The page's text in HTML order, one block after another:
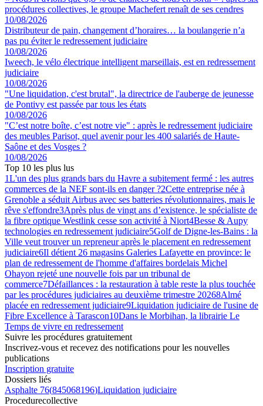
procédures collectives, le groupe Machefert renaît de ses cendres
10/08/2026
Distributeur de pain, changement d’horaires… la boulangerie n’a
pas pu éviter le redressement judiciaire
10/08/2026
Iweech, le vélo électrique intelligent marseillais, est en redressement
judiciaire
10/08/2026
"Une liquidation, c'est brutal", la directrice de l'auberge de jeunesse
de Pontivy est passée par tous les états
10/08/2026
"C’est notre boîte, c’est notre vie" : après le redressement judiciaire
des meubles Parisot, quel avenir pour les 400 salariés de Haute-
Saône et des Vosges ?
10/08/2026
Top 10 les plus lus
1L'un des plus grands bars du Havre a subitement fermé : les autres
commerces de la NEF sont-ils en danger ?2Cette entreprise née à
Grenoble a séduit Airbus avec ses batteries révolutionnaires, mais le
rêve s'effondre3Après plus de vingt ans d’existence, le spécialiste de
la fibre optique Westlink cesse son activité à Niort4Besse & Aupy
technologies en redressement judiciaire5Golf de Digne-les-Bains : la
Ville veut trouver un repreneur après le placement en redressement
judiciaire6Il détient 26 magasins Galeries Lafayette en province: le
plan de redressement de l'homme d'affaires bordelais Michel
Ohayon rejeté une nouvelle fois par un tribunal de
commerce7Défaillances : la restauration à table reste la plus touchée
par les procédures judiciaires au deuxième trimestre 20268Almé
placée en redressement judiciaire9Liquidation judiciaire de l'usine de
Fibre Excellence à Tarascon10Dans le Morbihan, la librairie Le
Temps de vivre en redressement
Suivre les procédures gratuitement
Inscrivez-vous et recevez des notifications pour les nouvelles
publications
Inscription gratuite
Dossiers liés
Asphalte 76(845068196)Liquidation judiciaire
Procedurecollective